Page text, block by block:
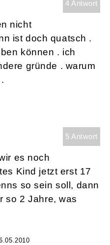
4 Antwort
nicht
ist doch quatsch .
können . ich
gründe . warum
5 Antwort
es noch
Kind jetzt erst 17
so sein soll, dann
so 2 Jahre, was